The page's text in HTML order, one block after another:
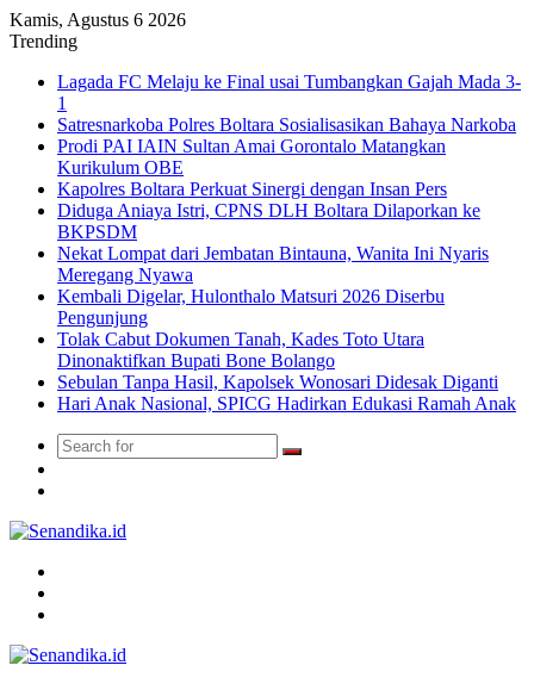
Kamis, Agustus 6 2026
Trending
Lagada FC Melaju ke Final usai Tumbangkan Gajah Mada 3-
1
Satresnarkoba Polres Boltara Sosialisasikan Bahaya Narkoba
Prodi PAI IAIN Sultan Amai Gorontalo Matangkan
Kurikulum OBE
Kapolres Boltara Perkuat Sinergi dengan Insan Pers
Diduga Aniaya Istri, CPNS DLH Boltara Dilaporkan ke
BKPSDM
Nekat Lompat dari Jembatan Bintauna, Wanita Ini Nyaris
Meregang Nyawa
Kembali Digelar, Hulonthalo Matsuri 2026 Diserbu
Pengunjung
Tolak Cabut Dokumen Tanah, Kades Toto Utara
Dinonaktifkan Bupati Bone Bolango
Sebulan Tanpa Hasil, Kapolsek Wonosari Didesak Diganti
Hari Anak Nasional, SPICG Hadirkan Edukasi Ramah Anak
Search